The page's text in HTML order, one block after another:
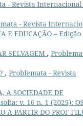
- Revista
- Revista
E EDUCAÇÃO – Edição
SELVAGEM ,
, Problemata - Revista
A SOCIEDADE DE
v. 16 n. 1 (2025):
A PARTIR DO PROF-